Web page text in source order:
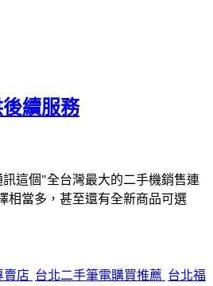
續服務
這個"全台灣最大的二手機銷售連
相當多，甚至還有全新商品可選
賣店 台北二手筆電購買推薦 台北福